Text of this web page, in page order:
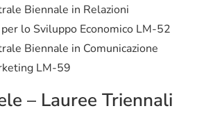
Biennale in Relazioni
lo Sviluppo Economico LM-52
Biennale in Comunicazione
LM-59
– Lauree Triennali